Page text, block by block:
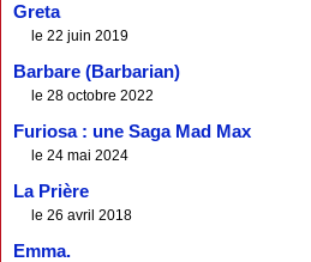
Greta
le 22 juin 2019
Barbare (Barbarian)
le 28 octobre 2022
Furiosa : une Saga Mad Max
le 24 mai 2024
La Prière
le 26 avril 2018
Emma.